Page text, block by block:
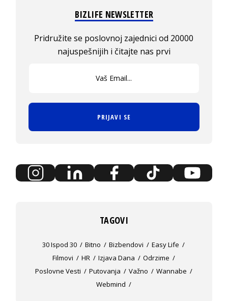
BIZLIFE NEWSLETTER
Pridružite se poslovnoj zajednici od 20000
najuspešnijih i čitajte nas prvi
PRIJAVI SE
TAGOVI
30 Ispod 30 Bitno Bizbendovi
Easy Life
Filmovi
HR Izjava Dana
Odrzime
Poslovne Vesti
Putovanja Važno
Wannabe
Webmind